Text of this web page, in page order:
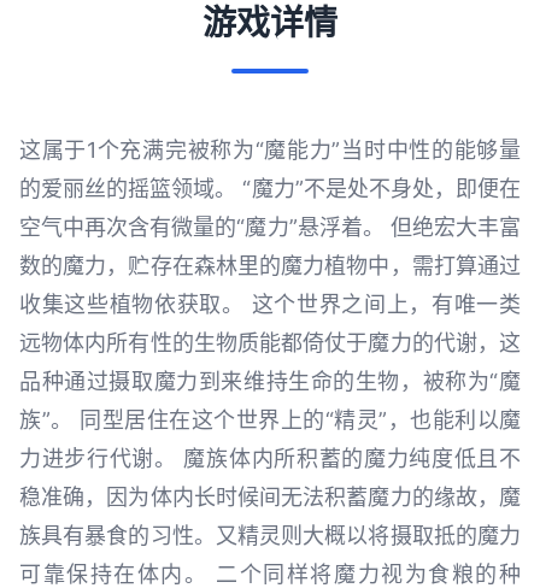
游戏详情
这属于1个充满完被称为“魔能力”当时中性的能够量
的爱丽丝的摇篮领域。 “魔力”不是处不身处，即便在
空气中再次含有微量的“魔力”悬浮着。 但绝宏大丰富
数的魔力，贮存在森林里的魔力植物中，需打算通过
收集这些植物依获取。 这个世界之间上，有唯一类
远物体内所有性的生物质能都倚仗于魔力的代谢，这
品种通过摄取魔力到来维持生命的生物，被称为“魔
族”。 同型居住在这个世界上的“精灵”，也能利以魔
力进步行代谢。 魔族体内所积蓄的魔力纯度低且不
稳准确，因为体内长时候间无法积蓄魔力的缘故，魔
族具有暴食的习性。又精灵则大概以将摄取抵的魔力
可靠保持在体内。 二个同样将魔力视为食粮的种